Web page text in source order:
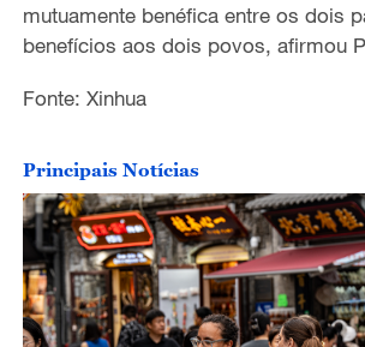
mutuamente benéfica entre os dois
benefícios aos dois povos, afirmou
Fonte: Xinhua
Principais Notícias